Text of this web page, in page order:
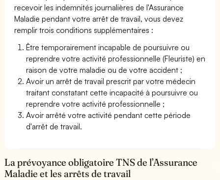
recevoir les indemnités journalières de l'Assurance
Maladie pendant votre arrêt de travail, vous devez
remplir trois conditions supplémentaires :
Être temporairement incapable de poursuivre ou
reprendre votre activité professionnelle (Fleuriste) en
raison de votre maladie ou de votre accident ;
Avoir un arrêt de travail prescrit par votre médecin
traitant constatant cette incapacité à poursuivre ou
reprendre votre activité professionnelle ;
Avoir arrêté votre activité pendant cette période
d'arrêt de travail.
La prévoyance obligatoire TNS de l’Assurance
Maladie et les arrêts de travail